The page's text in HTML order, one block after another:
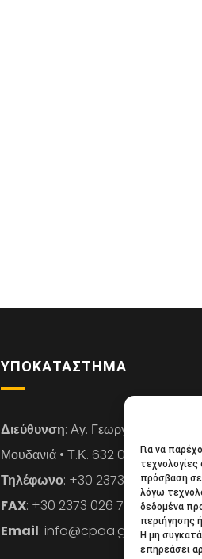
Για να
πρόσβαση
λόγω
δεδομένα
περιήγησης
Η μη
επηρεάσει
ΥΠΟΚΑΤΆΣΤΗΜΑ
Διεύθυνση: Αγ. Γεωργίου 14 • Νέα
Μουδανιά • Τ.Κ. 632 00 • Χαλκιδική
Τηλέφωνο: +30 2373 026 739
FAX: +30 2373 026 739
Email: info@cpaa.gr